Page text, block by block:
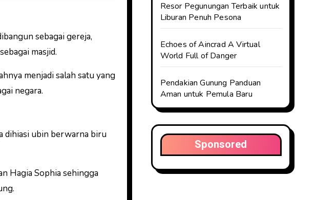
sebagai gereja,
masjid.
menjadi salah satu yang
negara.
dihiasi ubin berwarna biru
Hagia Sophia sehingga
Resor Pegunungan Terbaik untuk
Liburan Penuh Pesona
Echoes of Aincrad A Virtual
World Full of Danger
Pendakian Gunung Panduan
Aman untuk Pemula Baru
Sponsored